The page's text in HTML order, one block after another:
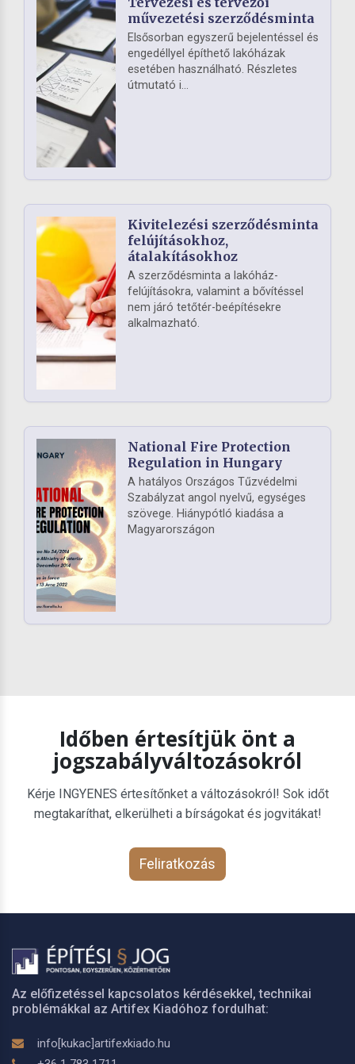
művezetési szerződésminta
Elsősorban egyszerű bejelentéssel és
engedéllyel építhető lakóházak
esetében használható. Részletes
útmutató i...
Kivitelezési szerződésminta
felújításokhoz,
átalakításokhoz
A szerződésminta a lakóház-
felújításokra, valamint a bővítéssel
nem járó tetőtér-beépítésekre
alkalmazható.
National Fire Protection
Regulation in Hungary
A hatályos Országos Tűzvédelmi
Szabályzat angol nyelvű, egységes
szövege. Hiánypótló kiadása a
Magyarországon
Időben értesítjük önt a
jogszabályváltozásokról
Kérje INGYENES értesítőnket a változásokról! Sok időt
megtakaríthat, elkerülheti a bírságokat és jogvitákat!
Feliratkozás
Az előfizetéssel kapcsolatos kérdésekkel, technikai
problémákkal az Artifex Kiadóhoz fordulhat:
info[kukac]artifexkiado.hu